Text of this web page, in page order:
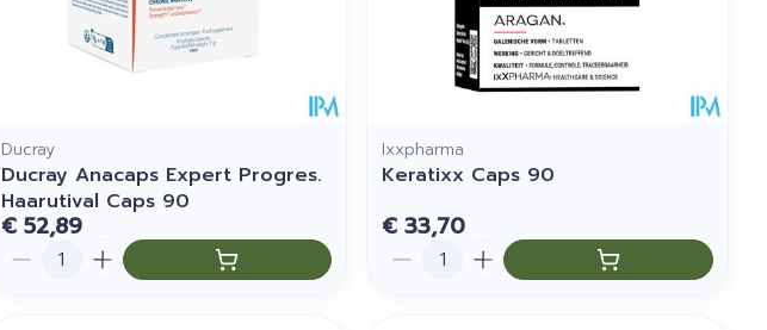
Ducray
Ducray Anacaps Expert Progres.
Haarutival Caps 90
€ 52,89
Aantal
Ixxpharma
Keratixx Caps 90
€ 33,70
Aantal